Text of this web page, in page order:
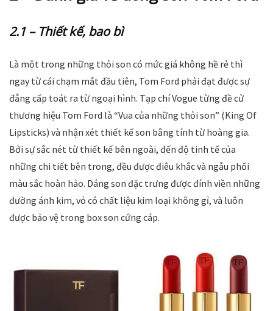
2.1 – Thiết kế, bao bì
Là một trong những thỏi son có mức giá không hề rẻ thì
ngay từ cái chạm mắt đầu tiên, Tom Ford phải đạt được sự
đẳng cấp toát ra từ ngoại hình. Tạp chí Vogue từng đề cử
thương hiệu Tom Ford là “Vua của những thỏi son” (King Of
Lipsticks) và nhận xét thiết kế son bằng tính từ hoàng gia.
Bởi sự sắc nét từ thiết kế bên ngoài, đến độ tinh tế của
những chi tiết bên trong, đều được điêu khắc và ngẫu phối
màu sắc hoàn hảo. Dáng son đặc trưng được đính viền những
đường ánh kim, vỏ có chất liệu kim loại không gỉ, và luôn
được bảo vệ trong box son cứng cáp.